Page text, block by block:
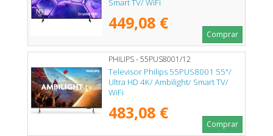
Smart TV/ WiFi
449,08 €
Comprar
PHILIPS - 55PUS8001/12
Televisor Philips 55PUS8001 55"/
Ultra HD 4K/ Ambilight/ Smart TV/
WiFi
483,08 €
Comprar